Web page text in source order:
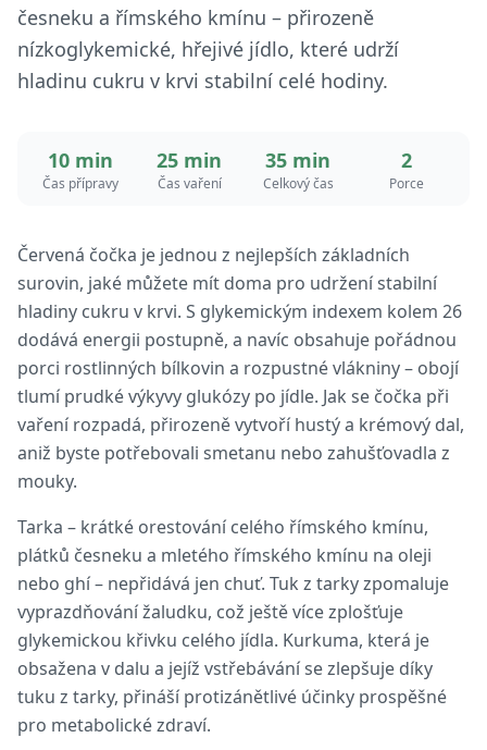
česneku a římského kmínu – přirozeně
nízkoglykemické, hřejivé jídlo, které udrží
hladinu cukru v krvi stabilní celé hodiny.
10 min
Čas přípravy
25 min
Čas vaření
35 min
Celkový čas
2
Porce
Červená čočka je jednou z nejlepších základních
surovin, jaké můžete mít doma pro udržení stabilní
hladiny cukru v krvi. S glykemickým indexem kolem 26
dodává energii postupně, a navíc obsahuje pořádnou
porci rostlinných bílkovin a rozpustné vlákniny – obojí
tlumí prudké výkyvy glukózy po jídle. Jak se čočka při
vaření rozpadá, přirozeně vytvoří hustý a krémový dal,
aniž byste potřebovali smetanu nebo zahušťovadla z
mouky.
Tarka – krátké orestování celého římského kmínu,
plátků česneku a mletého římského kmínu na oleji
nebo ghí – nepřidává jen chuť. Tuk z tarky zpomaluje
vyprazdňování žaludku, což ještě více zplošťuje
glykemickou křivku celého jídla. Kurkuma, která je
obsažena v dalu a jejíž vstřebávání se zlepšuje díky
tuku z tarky, přináší protizánětlivé účinky prospěšné
pro metabolické zdraví.